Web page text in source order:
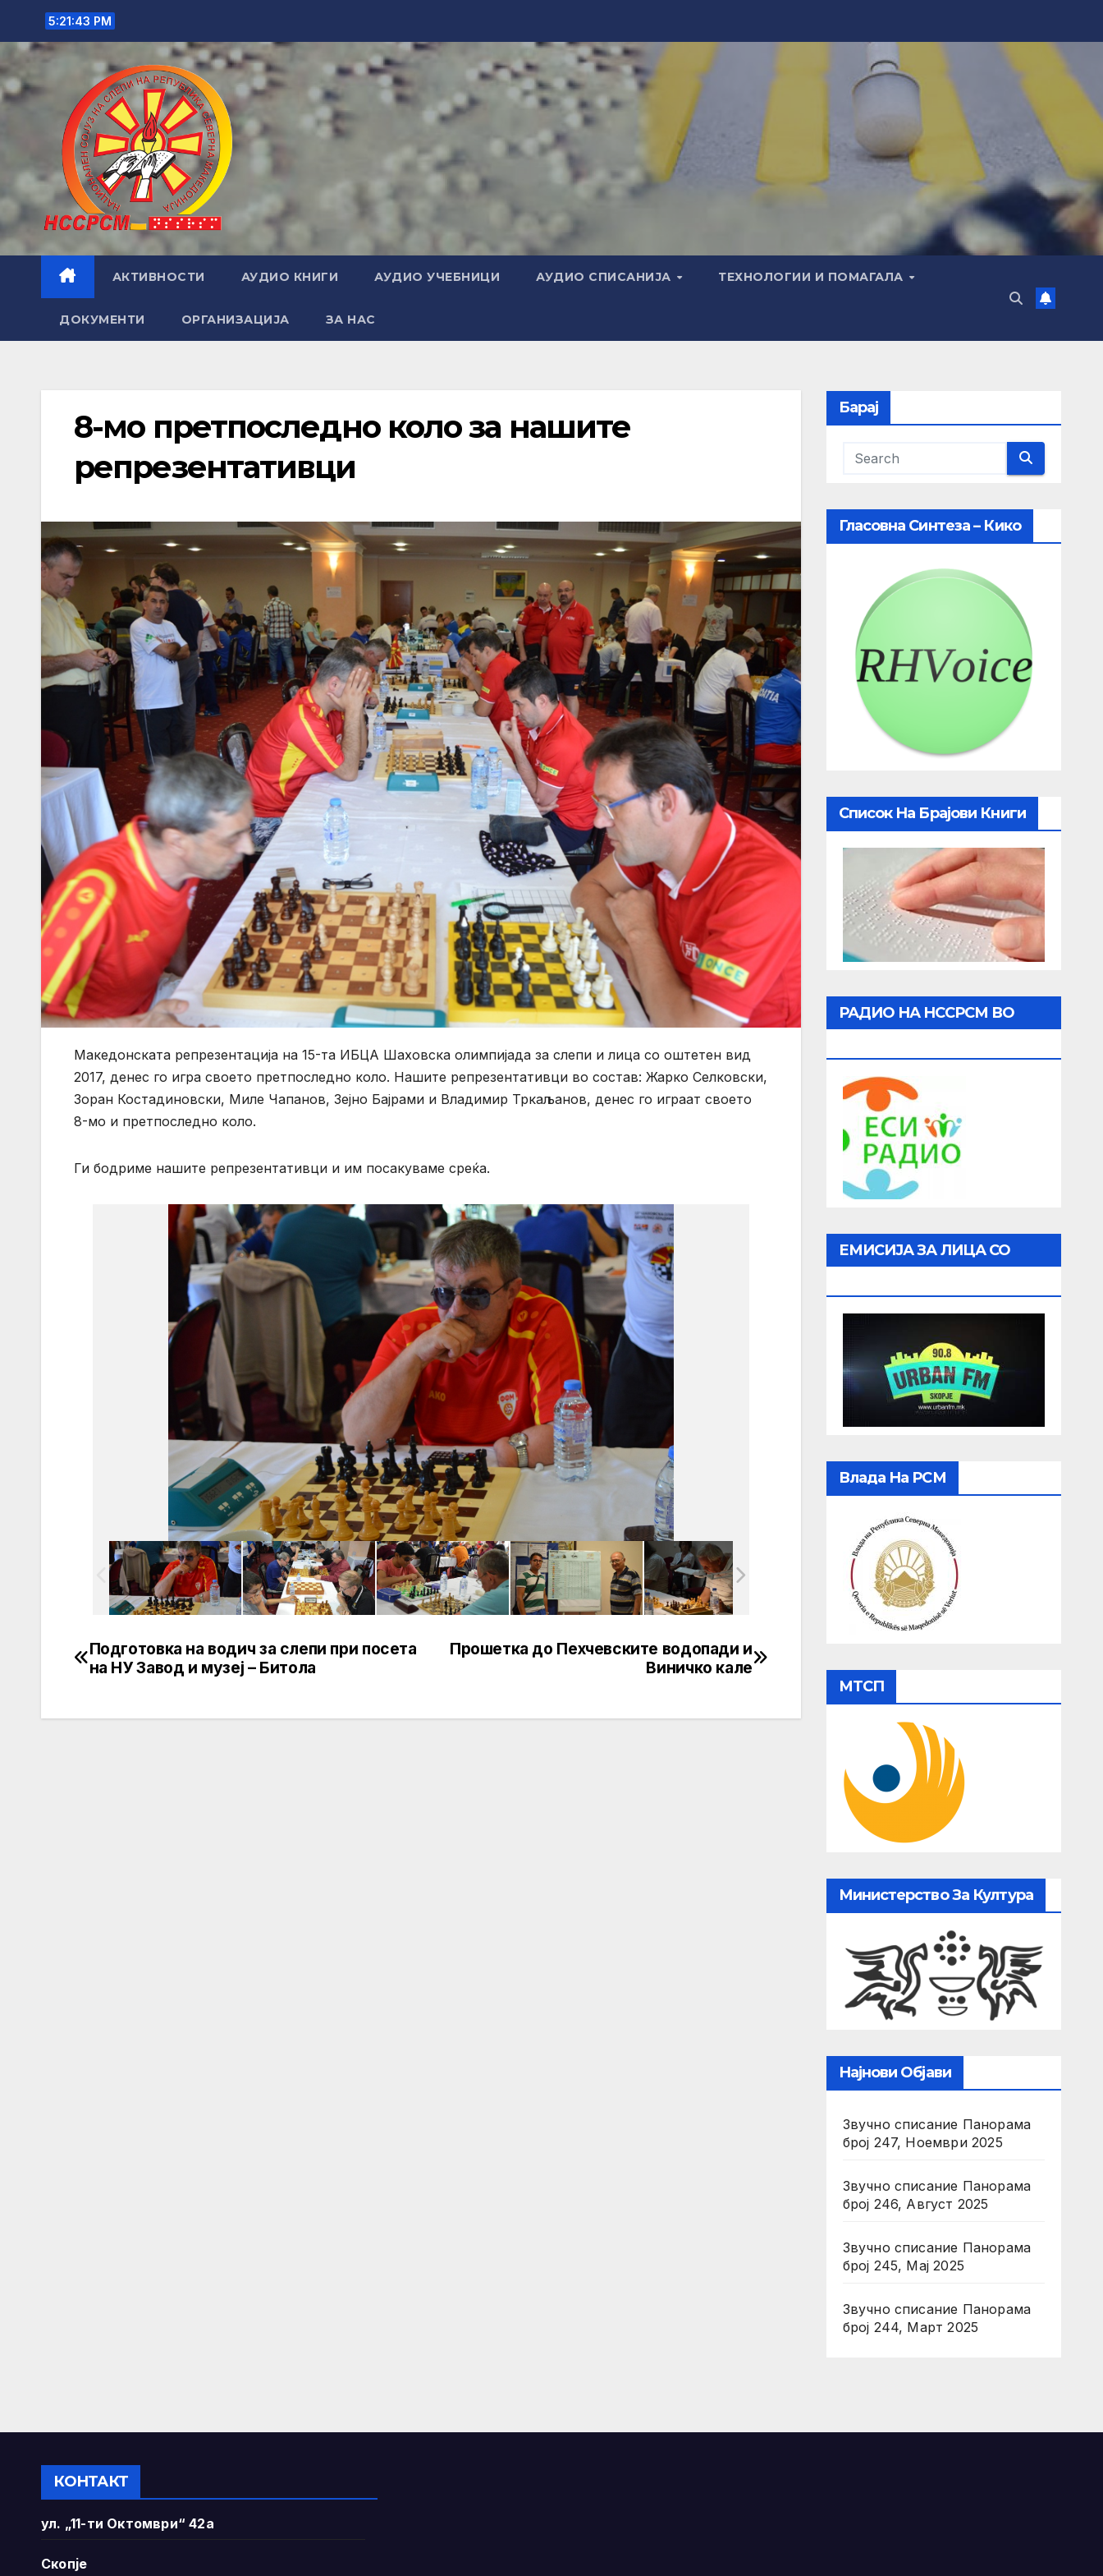
content
5:21:45 PM
АКТИВНОСТИ АУДИО КНИГИ АУДИО УЧЕБНИЦИ АУДИО СПИСАНИЈА ТЕХНОЛОГИИ И ПОМАГАЛА
ДОКУМЕНТИ ОРГАНИЗАЦИЈА ЗА НАС
8-мо претпоследно коло за нашите
репрезентативци
Македонската репрезентација на 15-та ИБЦА Шаховска олимпијада за слепи и лица со оштетен вид
2017, денес го игра своето претпоследно коло. Нашите репрезентативци во состав: Жарко Селковски,
Зоран Костадиновски, Миле Чапанов, Зејно Бајрами и Владимир Тркаљанов, денес го играат своето
8-мо и претпоследно коло.
Ги бодриме нашите репрезентативци и им посакуваме среќа.
Post
Прошетка до Пехчевските водопади и
Виничко кале
Подготовка на водич за слепи при посета
на НУ Завод и музеј – Битола
Барај
Гласовна Синтеза – Кико
Список На Брајови Книги
РАДИО НА НССРСМ ВО
ЕМИСИЈА ЗА ЛИЦА СО
Влада На РСМ
МТСП
Министерство За Култура
Најнови Објави
Звучно списание Панорама
број 247, Ноември 2025
Звучно списание Панорама
број 246, Август 2025
Звучно списание Панорама
број 245, Мај 2025
Звучно списание Панорама
број 244, Март 2025
КОНТАКТ
ул. „11-ти Октомври“ 42а
Скопје